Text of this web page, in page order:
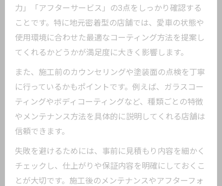
力」「アフターサービス」の3点をしっかり確認する
ことです。特に地元密着型の店舗では、愛車の状態や
使用環境に合わせた最適なコーティング方法を提案し
てくれるかどうかが満足度に大きく影響します。
また、施工前のカウンセリングや塗装面の点検を丁寧
に行っているかもポイントです。例えば、ガラスコー
ティングやボディコーティングなど、種類ごとの特徴
やメンテナンス方法を具体的に説明してくれる店舗は
信頼できます。
失敗を避けるためには、事前に見積もり内容を細かく
チェックし、仕上がりや保証内容を明確にしておくこ
とが大切です。施工後のメンテナンスやアフターフォ